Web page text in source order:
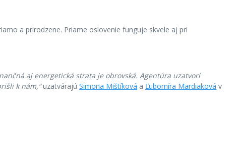
a prirodzene. Priame oslovenie funguje skvele aj pri
aj energetická strata je obrovská. Agentúra uzatvorí
k nám,“uzatvárajú Simona Mištíková a Ľubomíra Mardiaková v